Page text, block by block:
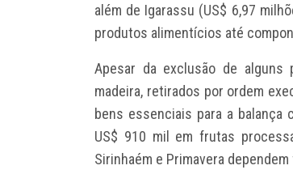
além de Igarassu (US$ 6,97
produtos alimentícios até
Apesar da exclusão de alguns
madeira, retirados por ordem
bens essenciais para a balança
US$ 910 mil em frutas
Sirinhaém e Primavera